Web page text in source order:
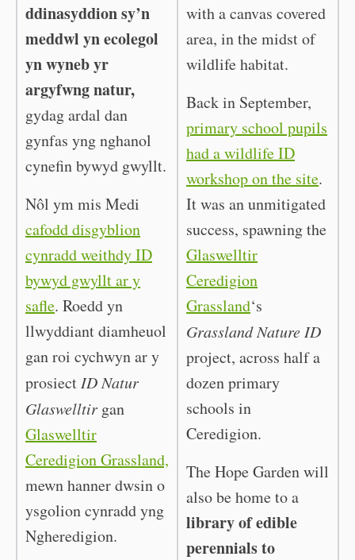
ddinasyddion sy’n
meddwl yn ecolegol
yn wyneb yr
argyfwng natur,
gydag ardal dan
gynfas yng nghanol
cynefin bywyd gwyllt.
Nôl ym mis Medi
cafodd disgyblion
cynradd weithdy ID
bywyd gwyllt ar y
safle. Roedd yn
llwyddiant diamheuol
gan roi cychwyn ar y
prosiect ID Natur
Glaswelltir gan
Glaswelltir
Ceredigion Grassland,
mewn hanner dwsin o
ysgolion cynradd yng
Ngheredigion.
with a canvas covered
area, in the midst of
wildlife habitat.
Back in September,
primary school pupils
had a wildlife ID
workshop on the site.
It was an unmitigated
success, spawning the
Glaswelltir
Ceredigion
Grassland‘s
Grassland Nature ID
project, across half a
dozen primary
schools in
Ceredigion.
The Hope Garden will
also be home to a
library of edible
perennials to